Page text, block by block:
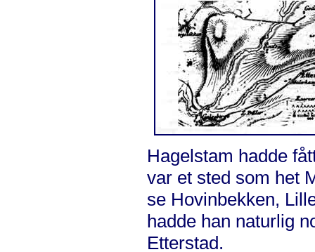
Hagelstam hadde
var et sted som het
se Hovinbekken,
hadde han naturlig
Etterstad.